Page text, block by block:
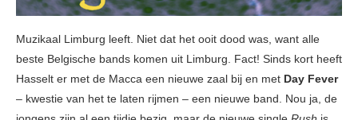
Muzikaal Limburg leeft. Niet dat het ooit dood was, want alle
beste Belgische bands komen uit Limburg. Fact! Sinds kort heeft
Hasselt er met de Macca een nieuwe zaal bij en met Day Fever
– kwestie van het te laten rijmen – een nieuwe band. Nou ja, de